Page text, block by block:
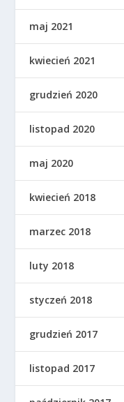
maj 2021
kwiecień 2021
grudzień 2020
listopad 2020
maj 2020
kwiecień 2018
marzec 2018
luty 2018
styczeń 2018
grudzień 2017
listopad 2017